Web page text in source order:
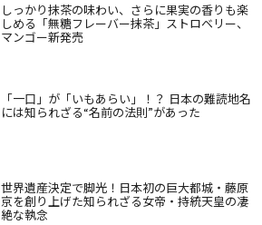
しっかり抹茶の味わい、さらに果実の香りも楽
しめる「無糖フレーバー抹茶」ストロベリー、
マンゴー新発売
「一口」が「いもあらい」！？ 日本の難読地名
には知られざる“名前の法則”があった
世界遺産決定で脚光！日本初の巨大都城・藤原
京を創り上げた知られざる女帝・持統天皇の凄
絶な執念